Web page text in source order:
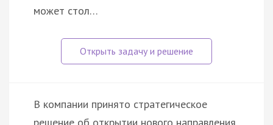
может стол…
В компании принято стратегическое
решение об открытии нового направления